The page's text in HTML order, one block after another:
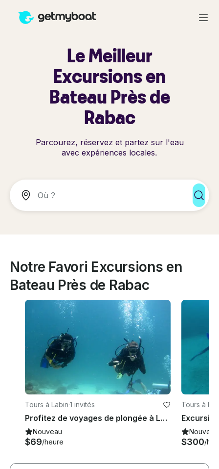
Le Meilleur
Excursions en
Bateau Près de
Rabac
Parcourez, réservez et partez sur l'eau
avec expériences locales.
Notre Favori Excursions en
Bateau Près de Rabac
Tours à Labin·1 invités
Profitez de voyages de plongée à Labin, en Croatie
Nouveau
$69/heure
Tours à
Nouveau
$300/